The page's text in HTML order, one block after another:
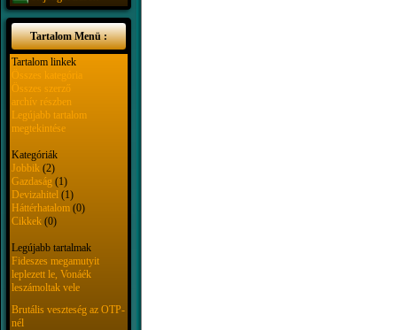
Tartalom Menü :
Tartalom linkek
Összes kategória
Összes szerző
archív részben
Legújabb tartalom
megtekintése
Kategóriák
Jobbik (2)
Gazdaság (1)
Devizahitel (1)
Háttérhatalom (0)
Cikkek (0)
Legújabb tartalmak
Fideszes megamutyit
leplezett le, Vonáék
leszámoltak vele
Brutális veszteség az OTP-
nél